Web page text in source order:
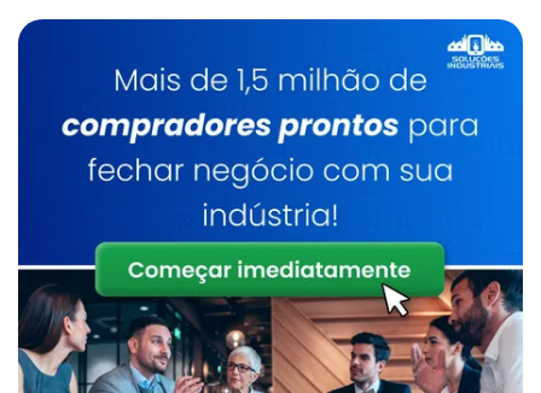
Manipulador De Sacos
Empresa De Manipulador A Vácuo Para
Caixas
Manipulador De Sacos A Vácuo
Empresa De Manipulador A Vácuo Para
Chapas
Manipulador De Sacos Comprar